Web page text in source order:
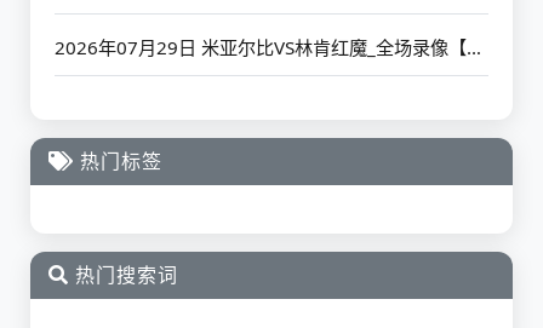
2026年07月29日 米亚尔比VS林肯红魔_全场录像【高清回放】
热门标签
热门搜索词